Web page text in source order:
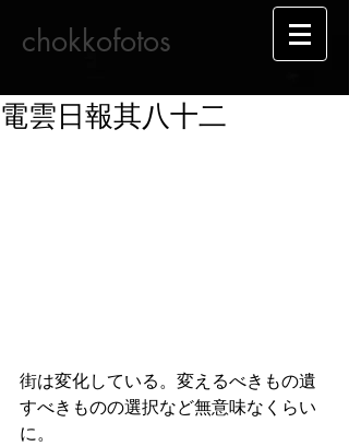
chokkofotos
電雲日報其八十二
街は変化している。変えるべきもの遺
すべきものの選択など無意味なくらい
に。